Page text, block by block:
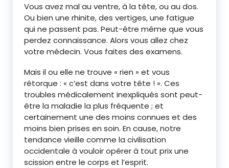
Vous avez mal au ventre, à la tête, ou au dos.
Ou bien une rhinite, des vertiges, une fatigue
qui ne passent pas. Peut-être même que vous
perdez connaissance. Alors vous allez chez
votre médecin. Vous faites des examens.
Mais il ou elle ne trouve « rien » et vous
rétorque : « c’est dans votre tête ! ». Ces
troubles médicalement inexpliqués sont peut-
être la maladie la plus fréquente ; et
certainement une des moins connues et des
moins bien prises en soin. En cause, notre
tendance vieille comme la civilisation
occidentale à vouloir opérer à tout prix une
scission entre le corps et l’esprit.